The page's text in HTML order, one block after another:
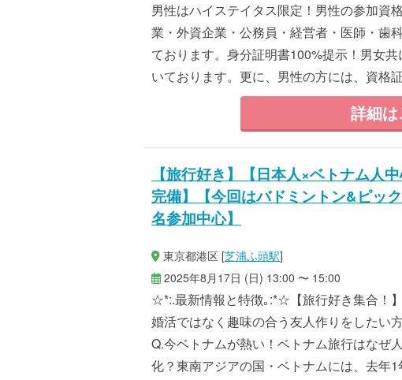
男性はハイステイタス限定！男性の参加資
業・外資企業・公務員・経営者・医師・歯
ております。身分証明書100%提示！男女
いております。更に、男性の方には、資格
詳細
【旅行好き】【日本人×ベトナム人
完備】【今回はバドミントン&ピッ
名参加中心】
東京都港区 [芝浦ふ頭駅]
2025年8月17日 (日) 13:00 〜 15:00
☆*:.最新情報と特徴｡:*☆【旅行好き集合！
婚活ではなく趣味の合う友人作りをしたい
Q.今ベトナムが熱い！ベトナム旅行はなぜ
化？東南アジアの国・ベトナムには、去年1